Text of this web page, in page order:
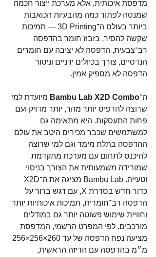
מדפסת איכותית, אלא מערכת ייצור חכמה
שמנסה לפתור כמה מהבעיות הכואבות
ביותר בעולם ה־3D Printing — תמיכות
שקשה להסיר, בזבוז חומר בהדפסה
רב־צבעית, הדפסה לא יציבה עם חומרים
הנדסיים, צורך בכיולים ידניים וניטור
הדפסה לא מספיק אמין.
ה־Bambu Lab X2D Combo מיועדת למי
שרוצה להדפיס יותר מהר, יותר מדויק ועם
פחות התעסקות. היא מתאימה גם
למשתמשים שכבר מכירים היטב את עולם
ההדפסה בתלת מימד וגם למי שרוצה
להיכנס לתחום עם מערכת מתקדמת
שמורידה משמעותית את הצורך בניסוי
כדור חדש בסדרת X, עם דגש ברור על
הדפסה רב־חומרית, תמיכות איכותיות יותר
וחוויית שימוש פשוטה יותר גם במודלים
מורכבים. לפי המפרט הרשמי, המדפסת
מ״מ בהדפסה עם הדיזה הראשית,